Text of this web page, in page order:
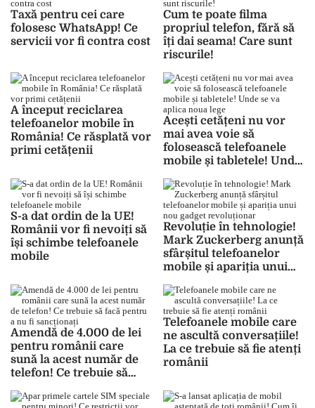
Taxă pentru cei care
folosesc WhatsApp! Ce
servicii vor fi contra cost
Cum te poate filma
propriul telefon, fără să
îți dai seama! Care sunt
riscurile!
A început reciclarea
telefoanelor mobile în
România! Ce răsplată vor
primi cetățenii
Acești cetățeni nu vor
mai avea voie să
folosească telefoanele
mobile și tabletele! Unde
S-a dat ordin de la UE!
Românii vor fi nevoiți să
își schimbe telefoanele
mobile
Revoluție în tehnologie!
Mark Zuckerberg anunță
sfârșitul telefoanelor
mobile și apariția unui
Amendă de 4.000 de lei
pentru românii care
sună la acest număr de
telefon! Ce trebuie să
sancționați
Telefoanele mobile care
ne ascultă conversațiile!
La ce trebuie să fie atenți
românii